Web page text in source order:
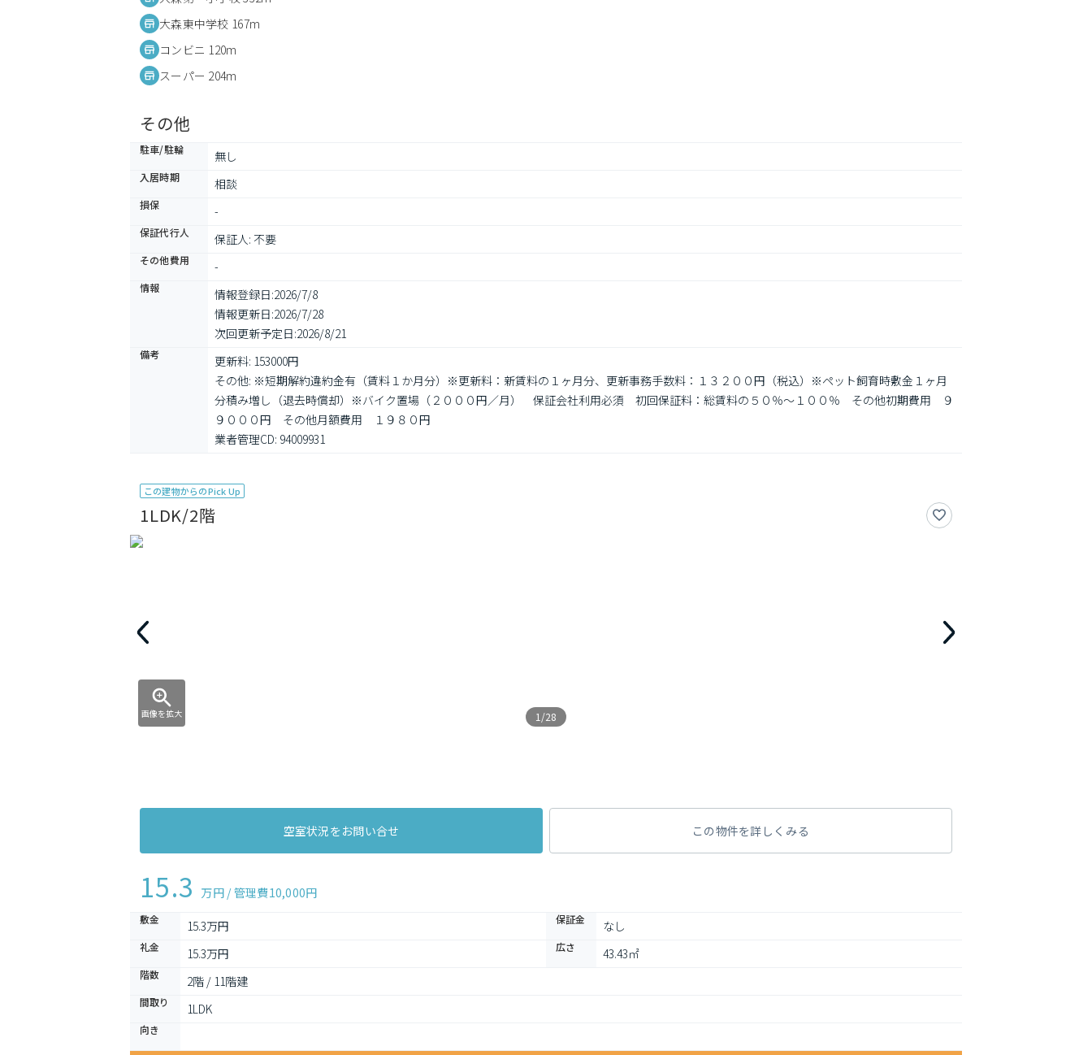
大森東中学校 167m
コンビニ 120m
スーパー 204m
その他
駐車/駐輪 無し
入居時期 相談
損保 -
保証代行人 保証人: 不要
その他費用 -
情報 情報登録日:2026/7/8
情報更新日:2026/7/28
次回更新予定日:2026/8/21
備考
更新料: 153000円
その他: ※短期解約違約金有（賃料１か月分）※更新料：新賃料の１ヶ月分、更新事務手数料：１３２００円（税込）※ペット飼育時敷金１ヶ月
分積み増し（退去時償却）※バイク置場（２０００円／月）　保証会社利用必須　初回保証料：総賃料の５０％～１００％　その他初期費用　９
９０００円　その他月額費用　１９８０円
業者管理CD: 94009931
この建物からのPick Up
1LDK/2階
画像を拡大 1/28
空室状況をお問い合せ この物件を詳しくみる
15.3 万円 / 管理費10,000円
敷金 15.3万円 保証金 なし
礼金 15.3万円 広さ 43.43㎡
階数 2階 / 11階建
間取り 1LDK
向き